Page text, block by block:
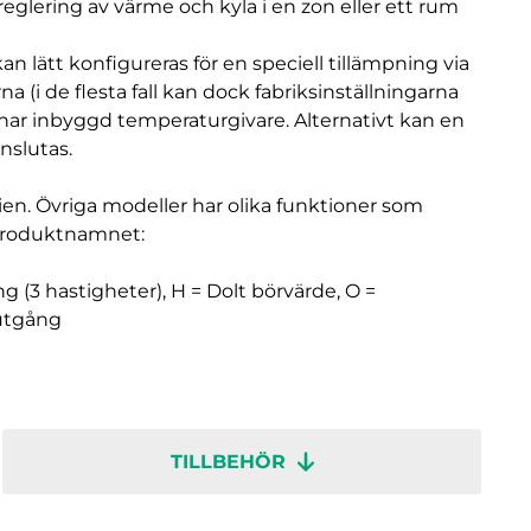
av värme och kyla i en zon eller ett rum
lätt konfigureras för en speciell tillämpning via
(i de flesta fall kan dock fabriksinställningarna
inbyggd temperaturgivare. Alternativt kan en
Övriga modeller har olika funktioner som
(3 hastigheter), H = Dolt börvärde, O =
TILLBEHÖR